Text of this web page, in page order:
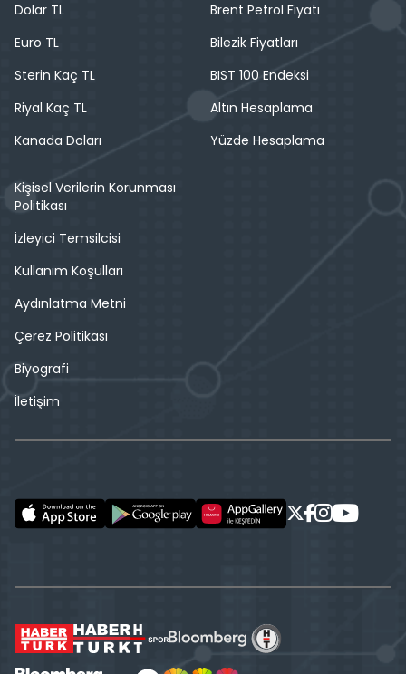
Dolar TL
Euro TL
Sterin Kaç TL
Riyal Kaç TL
Kanada Doları
Brent Petrol Fiyatı
Bilezik Fiyatları
BIST 100 Endeksi
Altın Hesaplama
Yüzde Hesaplama
Kişisel Verilerin Korunması
Politikası
İzleyici Temsilcisi
Kullanım Koşulları
Aydınlatma Metni
Çerez Politikası
Biyografi
İletişim